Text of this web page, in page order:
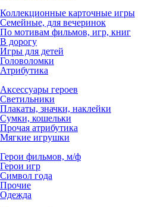
Коллекционные карточные игры
Семейные, для вечеринок
По мотивам фильмов, игр, книг
В дорогу
Игры для детей
Головоломки
Атрибутика
Аксессуары героев
Светильники
Плакаты, значки, наклейки
Сумки, кошельки
Прочая атрибутика
Мягкие игрушки
Герои фильмов, м/ф
Герои игр
Символ года
Прочие
Одежда